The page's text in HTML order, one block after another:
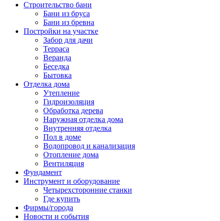
Строительство бани
Бани из бруса
Бани из бревна
Постройки на участке
Забор для дачи
Терраса
Веранда
Беседка
Бытовка
Отделка дома
Утепление
Гидроизоляция
Обработка дерева
Наружная отделка дома
Внутренняя отделка
Пол в доме
Водопровод и канализация
Отопление дома
Вентиляция
Фундамент
Инструмент и оборудование
Четырехсторонние станки
Где купить
Фирмы/города
Новости и события